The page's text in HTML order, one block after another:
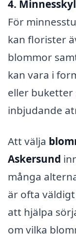
4.
För
kan florister
blommor
kan vara i
eller buketter
inbjudande
Att välja
Askersund
många
är ofta
att hjälpa
om vilka